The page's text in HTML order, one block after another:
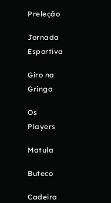
Preleção
Jornada
Esportiva
Giro na
Gringa
Os
Players
Matula
Buteco
Cadeira